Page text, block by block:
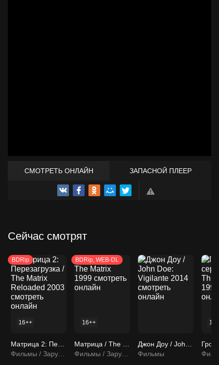
СМОТРЕТЬ ОНЛАЙН ЗАПАСНОЙ ПЛЕЕР
ТРЕЙЛЕР
Сейчас смотрят
BDRip
16++
BDRip, WEB-DL
16++
Фильмы